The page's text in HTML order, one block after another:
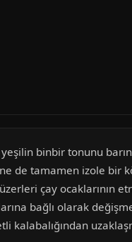
binbir tonunu
de tamamen izole bir
çay ocaklarının
bağlı olarak
kalabalığından